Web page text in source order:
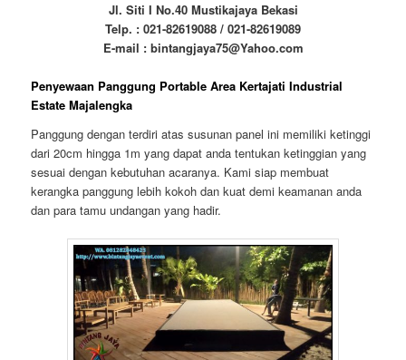
Jl. Siti I No.40 Mustikajaya Bekasi
Telp. : 021-82619088 / 021-82619089
E-mail : bintangjaya75@Yahoo.com
Penyewaan Panggung Portable Area Kertajati Industrial
Estate Majalengka
Panggung dengan terdiri atas susunan panel ini memiliki ketinggi
dari 20cm hingga 1m yang dapat anda tentukan ketinggian yang
sesuai dengan kebutuhan acaranya. Kami siap membuat
kerangka panggung lebih kokoh dan kuat demi keamanan anda
dan para tamu undangan yang hadir.